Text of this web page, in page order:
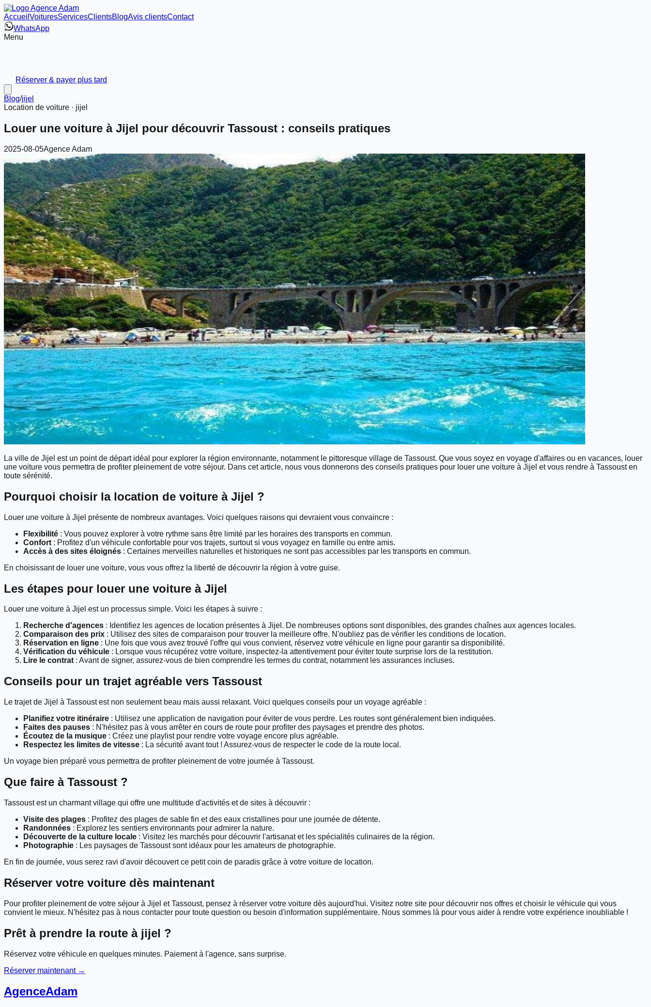
Accueil VoituresServicesClientsBlogAvis clientsContact
WhatsApp
Menu
Réserver & payer plus tard
Blog/jijel
Location de voiture · jijel
Louer une voiture à Jijel pour découvrir Tassoust : conseils pratiques
2025-08-05Agence Adam
La ville de Jijel est un point de départ idéal pour explorer la région environnante, notamment le pittoresque village de Tassoust. Que vous soyez en voyage d'affaires ou en vacances, louer
une voiture vous permettra de profiter pleinement de votre séjour. Dans cet article, nous vous donnerons des conseils pratiques pour louer une voiture à Jijel et vous rendre à Tassoust en
toute sérénité.
Pourquoi choisir la location de voiture à Jijel ?
Louer une voiture à Jijel présente de nombreux avantages. Voici quelques raisons qui devraient vous convaincre :
Flexibilité : Vous pouvez explorer à votre rythme sans être limité par les horaires des transports en commun.
Confort : Profitez d'un véhicule confortable pour vos trajets, surtout si vous voyagez en famille ou entre amis.
Accès à des sites éloignés : Certaines merveilles naturelles et historiques ne sont pas accessibles par les transports en commun.
En choisissant de louer une voiture, vous vous offrez la liberté de découvrir la région à votre guise.
Les étapes pour louer une voiture à Jijel
Louer une voiture à Jijel est un processus simple. Voici les étapes à suivre :
Recherche d'agences : Identifiez les agences de location présentes à Jijel. De nombreuses options sont disponibles, des grandes chaînes aux agences locales.
Comparaison des prix : Utilisez des sites de comparaison pour trouver la meilleure offre. N'oubliez pas de vérifier les conditions de location.
Réservation en ligne : Une fois que vous avez trouvé l'offre qui vous convient, réservez votre véhicule en ligne pour garantir sa disponibilité.
Vérification du véhicule : Lorsque vous récupérez votre voiture, inspectez-la attentivement pour éviter toute surprise lors de la restitution.
Lire le contrat: Avant de signer, assurez-vous de bien comprendre les termes du contrat, notamment les assurances incluses.
Conseils pour un trajet agréable vers Tassoust
Le trajet de Jijel à Tassoust est non seulement beau mais aussi relaxant. Voici quelques conseils pour un voyage agréable :
Planifiez votre itinéraire : Utilisez une application de navigation pour éviter de vous perdre. Les routes sont généralement bien indiquées.
Faites des pauses : N'hésitez pas à vous arrêter en cours de route pour profiter des paysages et prendre des photos.
Écoutez de la musique : Créez une playlist pour rendre votre voyage encore plus agréable.
Respectez les limites de vitesse : La sécurité avant tout ! Assurez-vous de respecter le code de la route local.
Un voyage bien préparé vous permettra de profiter pleinement de votre journée à Tassoust.
Que faire à Tassoust ?
Tassoust est un charmant village qui offre une multitude d'activités et de sites à découvrir :
Visite des plages : Profitez des plages de sable fin et des eaux cristallines pour une journée de détente.
Randonnées : Explorez les sentiers environnants pour admirer la nature.
Découverte de la culture locale : Visitez les marchés pour découvrir l'artisanat et les spécialités culinaires de la région.
Photographie : Les paysages de Tassoust sont idéaux pour les amateurs de photographie.
En fin de journée, vous serez ravi d'avoir découvert ce petit coin de paradis grâce à votre voiture de location.
Réserver votre voiture dès maintenant
Pour profiter pleinement de votre séjour à Jijel et Tassoust, pensez à réserver votre voiture dès aujourd'hui. Visitez notre site pour découvrir nos offres et choisir le véhicule qui vous
convient le mieux. N'hésitez pas à nous contacter pour toute question ou besoin d'information supplémentaire. Nous sommes là pour vous aider à rendre votre expérience inoubliable !
Prêt à prendre la route à jijel ?
Réservez votre véhicule en quelques minutes. Paiement à l'agence, sans surprise.
Réserver maintenant →
AgenceAdam